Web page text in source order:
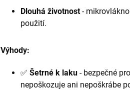
Dlouhá životnost- mikrovlákno
použití.
Výhody:
✅ Šetrné k laku - bezpečné
nepoškozuje ani nepoškrábe